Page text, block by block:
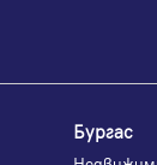
Бургас